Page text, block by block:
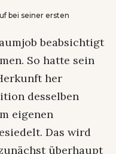
bei seiner ersten
beabsichtigt
So hatte sein
her
desselben
eigenen
Das wird
überhaupt